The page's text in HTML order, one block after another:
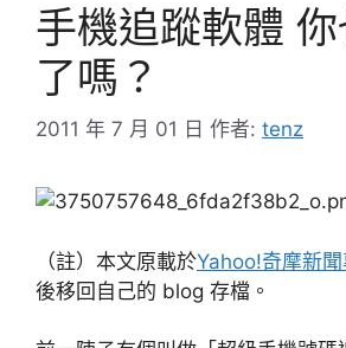
手機追蹤軟體
了嗎？
2011 年 7 月 01 日 作者: tenz
（註）本文原載於Yahoo!奇摩新聞
後移回自己的 blog 存檔。